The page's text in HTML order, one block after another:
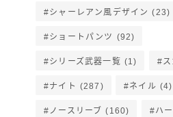
シャーレアン風デザイン (23)
ショートパンツ (92)
シリーズ武器一覧 (1)
ナイト (287) ネイル (4)
ノースリーブ (160) ハ